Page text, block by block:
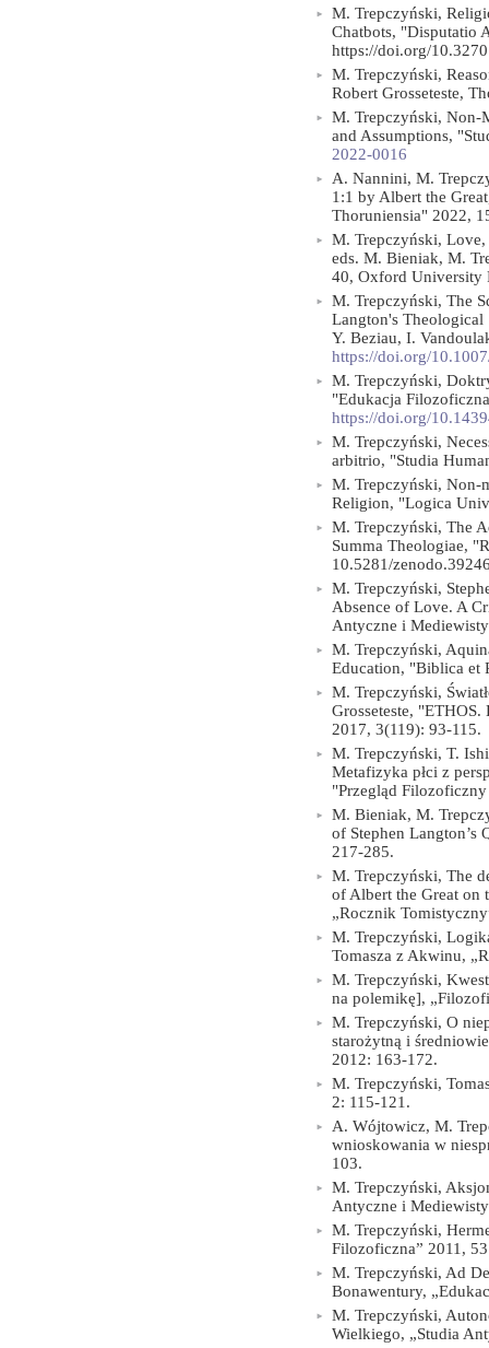
M. Trepczyński,
Chatbots, "Disputatio
https://doi.org/
M. Trepczyński,
Robert Grosseteste,
M. Trepczyński, Non-
and Assumptions,
2022-0016
A. Nannini, M.
1:1 by Albert the
Thoruniensia" 2022,
M. Trepczyński,
eds. M. Bieniak, M.
40, Oxford University
M. Trepczyński, The
Langton's Theological
Y. Beziau, I.
https://doi.org/
M. Trepczyński,
"Edukacja
https://doi.org/
M. Trepczyński,
arbitrio, "Studia
M. Trepczyński, Non-
Religion, "Logica
M. Trepczyński, The
Summa Theologiae,
10.5281/
M. Trepczyński,
Absence of Love. A
Antyczne i
M. Trepczyński,
Education, "Biblica et
M. Trepczyński,
Grosseteste,
2017, 3(119): 93-115.
M. Trepczyński, T.
Metafizyka płci z
"Przegląd
M. Bieniak, M.
of Stephen Langton’s
217-285.
M. Trepczyński, The
of Albert the Great on
„Rocznik
M. Trepczyński,
Tomasza z Akwinu,
M. Trepczyński,
na polemikę],
M. Trepczyński, O
starożytną i
2012: 163-172.
M. Trepczyński,
2: 115-121.
A. Wójtowicz, M.
wnioskowania w
103.
M. Trepczyński,
Antyczne i
M. Trepczyński,
Filozoficzna” 2011,
M. Trepczyński, Ad
Bonawentury,
M. Trepczyński,
Wielkiego, „Studia